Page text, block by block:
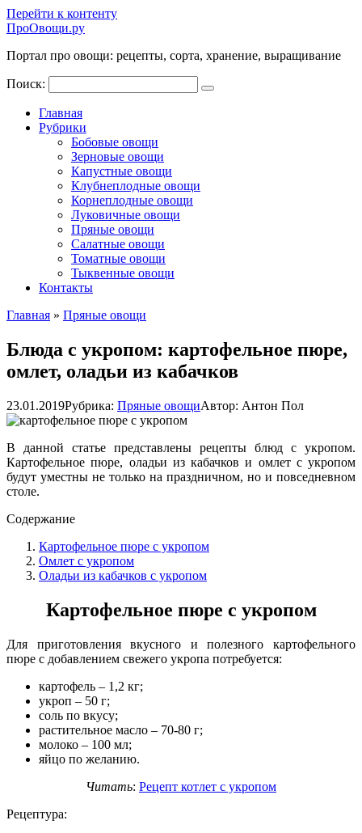
Перейти к контенту
ПроОвощи.ру
Портал про овощи: рецепты, сорта, хранение, выращивание
Поиск:
Главная
Рубрики
Бобовые овощи
Зерновые овощи
Капустные овощи
Клубнеплодные овощи
Корнеплодные овощи
Луковичные овощи
Пряные овощи
Салатные овощи
Томатные овощи
Тыквенные овощи
Контакты
Главная » Пряные овощи
Блюда с укропом: картофельное пюре,
омлет, оладьи из кабачков
23.01.2019Рубрика: Пряные овощиАвтор: Антон Пол
В данной статье представлены рецепты блюд с укропом.
Картофельное пюре, оладьи из кабачков и омлет с укропом
будут уместны не только на праздничном, но и повседневном
столе.
Содержание
Картофельное пюре с укропом
Омлет с укропом
Оладьи из кабачков с укропом
Картофельное пюре с укропом
Для приготовления вкусного и полезного картофельного
пюре с добавлением свежего укропа потребуется:
картофель – 1,2 кг;
укроп – 50 г;
соль по вкусу;
растительное масло – 70-80 г;
молоко – 100 мл;
яйцо по желанию.
Читать: Рецепт котлет с укропом
Рецептура: